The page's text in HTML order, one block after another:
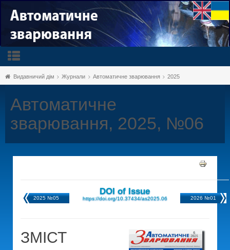
Видавничий дім Журнали Автоматичне зварювання 2025
Автоматичне
зварювання, 2025, №06
2025 №05
DOI of Issue
https://doi.org/10.37434/as2025.06 2026 №01
ЗМІСТ